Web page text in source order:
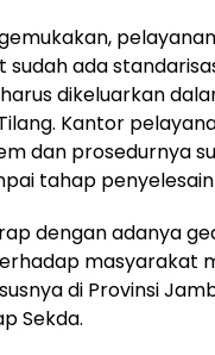
sudah ada
dikeluarkan
Kantor
dan prosedurnya
tahap
dengan adanya
masyarakat
di Provinsi
Sekda.